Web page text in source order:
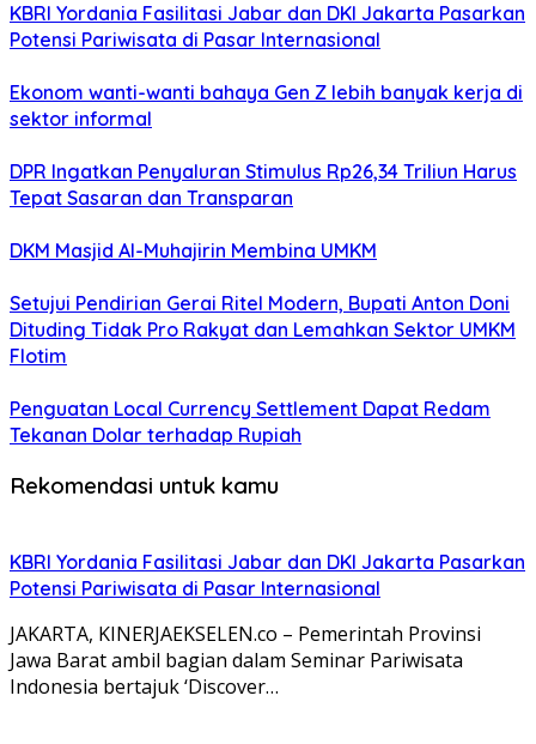
KBRI Yordania Fasilitasi Jabar dan DKI Jakarta Pasarkan
Potensi Pariwisata di Pasar Internasional
Ekonom wanti-wanti bahaya Gen Z lebih banyak kerja di
sektor informal
DPR Ingatkan Penyaluran Stimulus Rp26,34 Triliun Harus
Tepat Sasaran dan Transparan
DKM Masjid Al-Muhajirin Membina UMKM
Setujui Pendirian Gerai Ritel Modern, Bupati Anton Doni
Dituding Tidak Pro Rakyat dan Lemahkan Sektor UMKM
Flotim
Penguatan Local Currency Settlement Dapat Redam
Tekanan Dolar terhadap Rupiah
Rekomendasi untuk kamu
KBRI Yordania Fasilitasi Jabar dan DKI Jakarta Pasarkan
Potensi Pariwisata di Pasar Internasional
JAKARTA, KINERJAEKSELEN.co – Pemerintah Provinsi
Jawa Barat ambil bagian dalam Seminar Pariwisata
Indonesia bertajuk ‘Discover…